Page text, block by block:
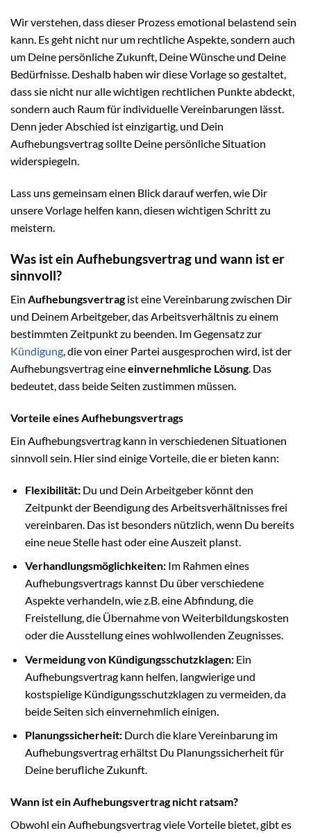
Wir verstehen, dass dieser Prozess emotional belastend sein
kann. Es geht nicht nur um rechtliche Aspekte, sondern auch
um Deine persönliche Zukunft, Deine Wünsche und Deine
Bedürfnisse. Deshalb haben wir diese Vorlage so gestaltet,
dass sie nicht nur alle wichtigen rechtlichen Punkte abdeckt,
sondern auch Raum für individuelle Vereinbarungen lässt.
Denn jeder Abschied ist einzigartig, und Dein
Aufhebungsvertrag sollte Deine persönliche Situation
widerspiegeln.
Lass uns gemeinsam einen Blick darauf werfen, wie Dir
unsere Vorlage helfen kann, diesen wichtigen Schritt zu
meistern.
Was ist ein Aufhebungsvertrag und wann ist er
sinnvoll?
Ein Aufhebungsvertragist eine Vereinbarung zwischen Dir
und Deinem Arbeitgeber, das Arbeitsverhältnis zu einem
bestimmten Zeitpunkt zu beenden. Im Gegensatz zur
Kündigung, die von einer Partei ausgesprochen wird, ist der
Aufhebungsvertrag eineeinvernehmliche Lösung. Das
bedeutet, dass beide Seiten zustimmen müssen.
Vorteile eines Aufhebungsvertrags
Ein Aufhebungsvertrag kann in verschiedenen Situationen
sinnvoll sein. Hier sind einige Vorteile, die er bieten kann:
Flexibilität:Du und Dein Arbeitgeber könnt den
Zeitpunkt der Beendigung des Arbeitsverhältnisses frei
vereinbaren. Das ist besonders nützlich, wenn Du bereits
eine neue Stelle hast oder eine Auszeit planst.
Verhandlungsmöglichkeiten:Im Rahmen eines
Aufhebungsvertrags kannst Du über verschiedene
Aspekte verhandeln, wie z.B. eine Abfindung, die
Freistellung, die Übernahme von Weiterbildungskosten
oder die Ausstellung eines wohlwollenden Zeugnisses.
Vermeidung von Kündigungsschutzklagen:Ein
Aufhebungsvertrag kann helfen, langwierige und
kostspielige Kündigungsschutzklagen zu vermeiden, da
beide Seiten sich einvernehmlich einigen.
Planungssicherheit:Durch die klare Vereinbarung im
Aufhebungsvertrag erhältst Du Planungssicherheit für
Deine berufliche Zukunft.
Wann ist ein Aufhebungsvertrag nicht ratsam?
Obwohl ein Aufhebungsvertrag viele Vorteile bietet, gibt es